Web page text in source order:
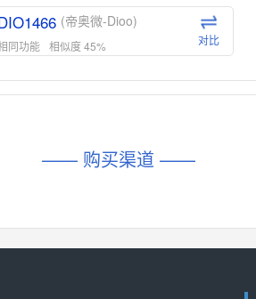
(帝奥微-Dioo)
同功能 相似度 45% 对比
(帝奥微-Dioo)
对比
相似度 44%
—— 购买渠道 ——